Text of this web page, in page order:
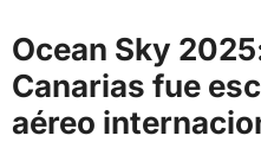
Ocean Sky
Canarias fue
aéreo